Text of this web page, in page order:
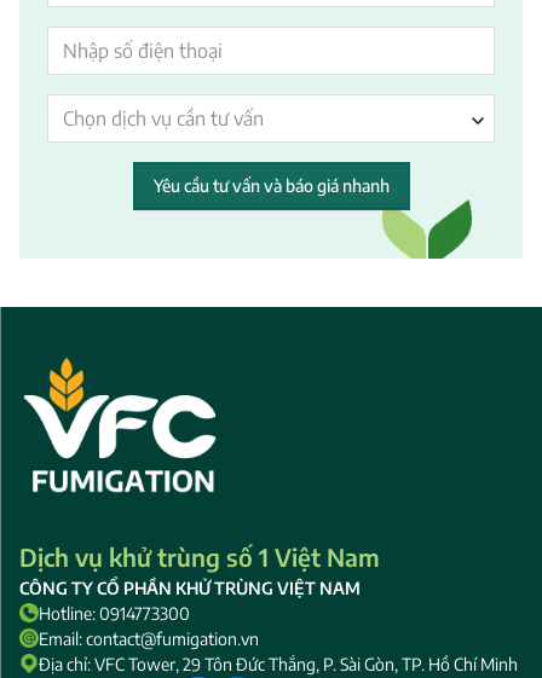
Chọn dịch vụ cần tư vấn
Yêu cầu tư vấn và báo giá nhanh
Dịch vụ khử trùng số 1 Việt Nam
CÔNG TY CỔ PHẦN KHỬ TRÙNG VIỆT NAM
Hotline: 0914773300
Email: contact@fumigation.vn
Địa chỉ: VFC Tower, 29 Tôn Đức Thắng, P. Sài Gòn, TP. Hồ Chí Minh